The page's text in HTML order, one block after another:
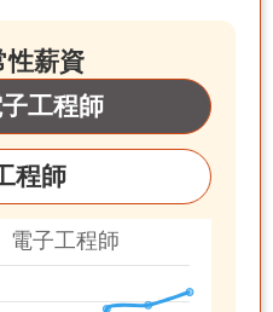
性薪資
工程師
程師